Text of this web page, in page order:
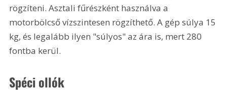
rögzíteni. Asztali fűrészként használva a
motorbölcső vízszintesen rögzíthető. A gép súlya 15
kg, és legalább ilyen "súlyos" az ára is, mert 280
fontba kerül.
Spéci ollók